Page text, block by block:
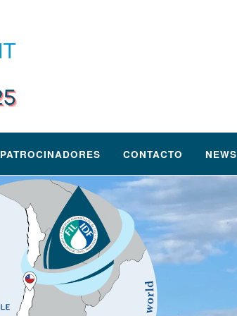
PATROCINADORES CONTACTO NEWS